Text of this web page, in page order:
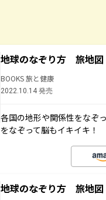
地球のなぞり方 旅地
BOOKS 旅と健康
2022.10.14 発売
各国の地形や関係性をなぞ
をなぞって脳もイキイキ！
地球のなぞり方 旅地